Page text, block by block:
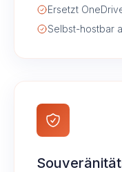
Ersetzt
Selbst-hostbar